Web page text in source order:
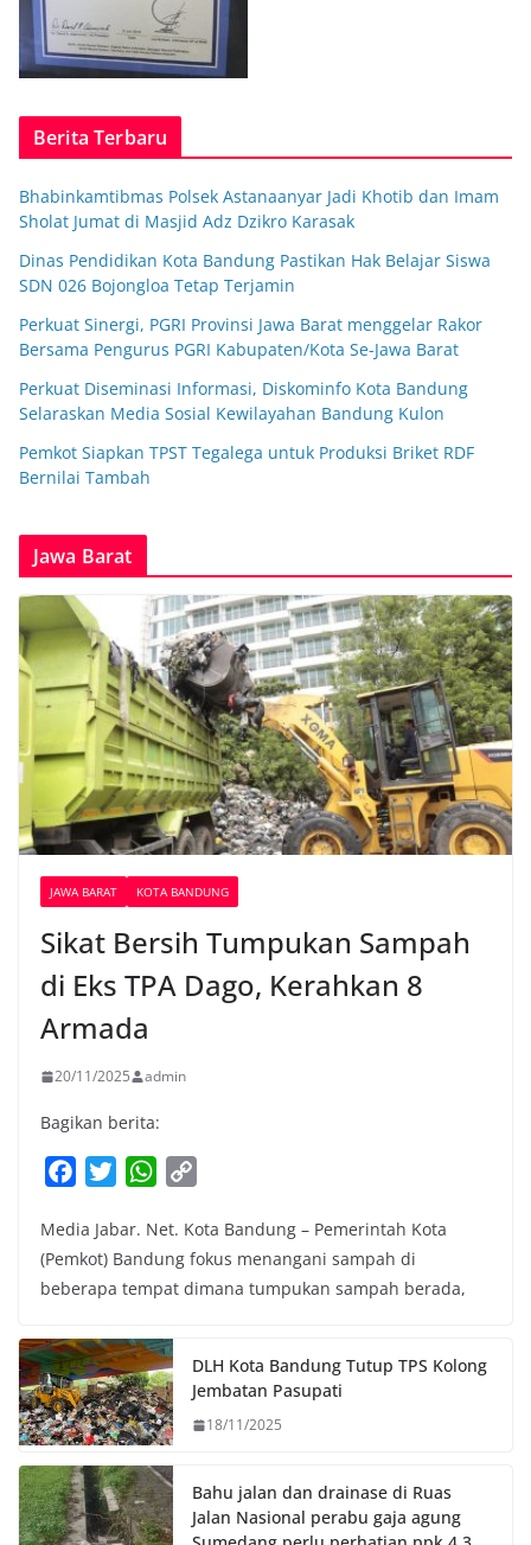
Berita Terbaru
Bhabinkamtibmas Polsek Astanaanyar Jadi Khotib dan Imam
Sholat Jumat di Masjid Adz Dzikro Karasak
Dinas Pendidikan Kota Bandung Pastikan Hak Belajar Siswa
SDN 026 Bojongloa Tetap Terjamin
Perkuat Sinergi, PGRI Provinsi Jawa Barat menggelar Rakor
Bersama Pengurus PGRI Kabupaten/Kota Se-Jawa Barat
Perkuat Diseminasi Informasi, Diskominfo Kota Bandung
Selaraskan Media Sosial Kewilayahan Bandung Kulon
Pemkot Siapkan TPST Tegalega untuk Produksi Briket RDF
Bernilai Tambah
Jawa Barat
JAWA BARAT KOTA BANDUNG
Sikat Bersih Tumpukan Sampah
di Eks TPA Dago, Kerahkan 8
Armada
20/11/2025 admin
Bagikan berita:
c
e
b
o
k
i
t
t
r
W
a
t
s
p
p
p
y
L
n
k
Media Jabar. Net. Kota Bandung – Pemerintah Kota
(Pemkot) Bandung fokus menangani sampah di
beberapa tempat dimana tumpukan sampah berada,
DLH Kota Bandung Tutup TPS Kolong
Jembatan Pasupati
18/11/2025
Bahu jalan dan drainase di Ruas
Jalan Nasional perabu gaja agung